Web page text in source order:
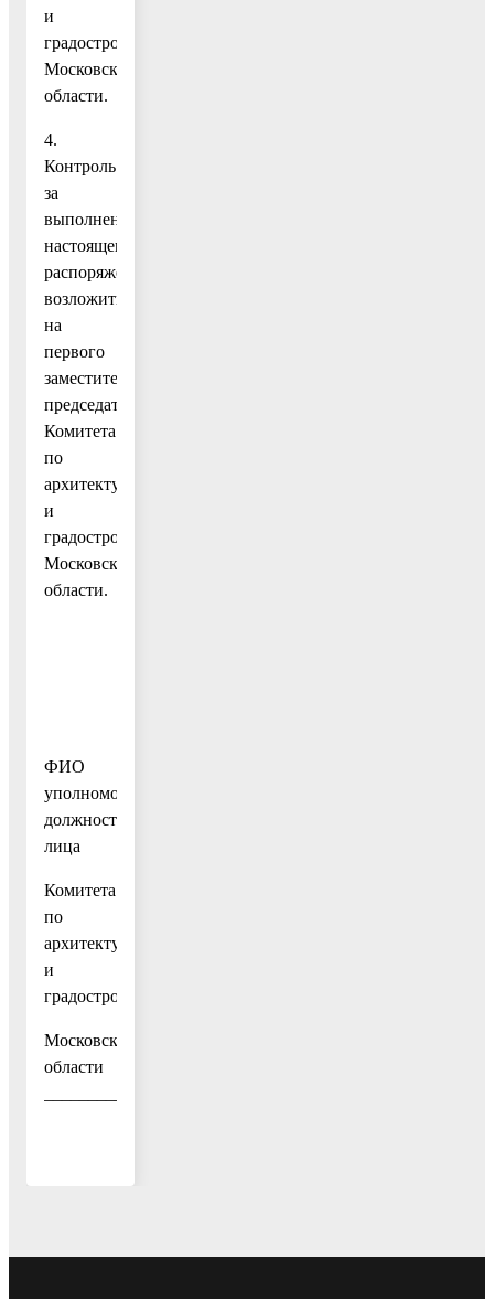
и
градостроительству
Московской
области.
4.
Контроль
за
выполнением
настоящего
распоряжения
возложить
на
первого
заместителя
председателя
Комитета
по
архитектуре
и
градостроительству
Московской
области.
ФИО
уполномоченного
должностного
лица
Комитета
по
архитектуре
и
градостроительству
Московской
области